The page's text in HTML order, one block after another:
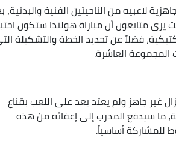
لاعبيه من الناحيتين الفنية والبدنية،
متابعون أن مباراة هولندا ستكون
فضلاً عن تحديد الخطة والتشكيلة
المجموعة العاشرة.
غير جاهز ولم يعتد بعد على اللعب بقناع
ما سيدفع المدرب إلى إعفائه من هذه
للمشاركة أساسياً.